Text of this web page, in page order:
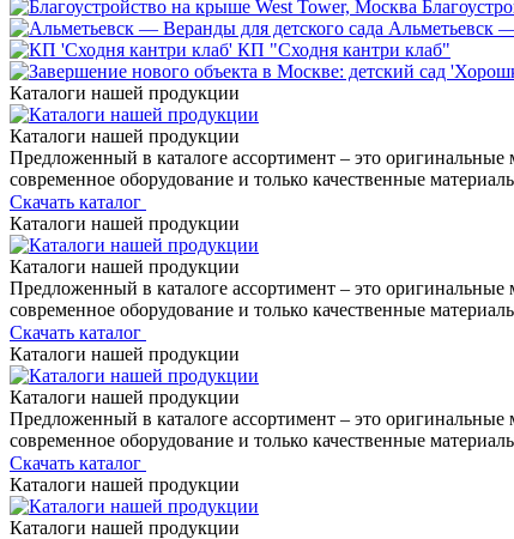
Альметьевск
КП "Сходня кантри клаб"
Каталоги нашей продукции
Каталоги нашей продукции
Предложенный в каталоге ассортимент – это
современное оборудование и только качественные
Скачать каталог
Каталоги нашей продукции
Каталоги нашей продукции
Предложенный в каталоге ассортимент – это
современное оборудование и только качественные
Скачать каталог
Каталоги нашей продукции
Каталоги нашей продукции
Предложенный в каталоге ассортимент – это
современное оборудование и только качественные
Скачать каталог
Каталоги нашей продукции
Каталоги нашей продукции